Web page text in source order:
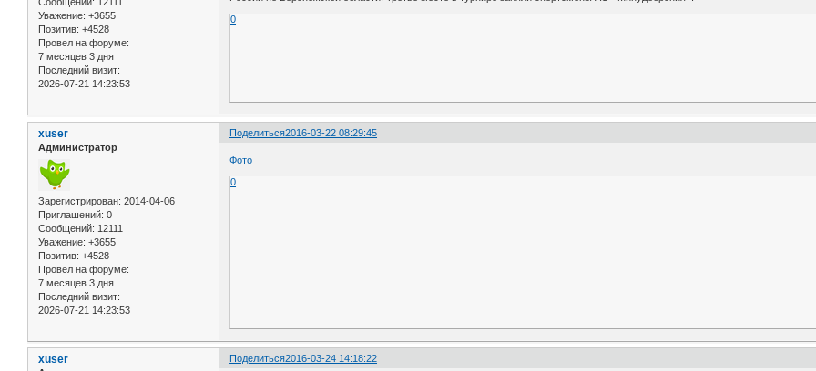
Уважение: +3655
Позитив: +4528
Провел на форуме:
7 месяцев 3 дня
Последний визит:
2026-07-21 14:23:53
0
Поделиться2016-03-22 08:29:45
xuser
Администратор
Зарегистрирован: 2014-04-06
Приглашений: 0
Сообщений: 12111
Уважение: +3655
Позитив: +4528
Провел на форуме:
7 месяцев 3 дня
Последний визит:
2026-07-21 14:23:53
Фото
0
Поделиться2016-03-24 14:18:22
xuser